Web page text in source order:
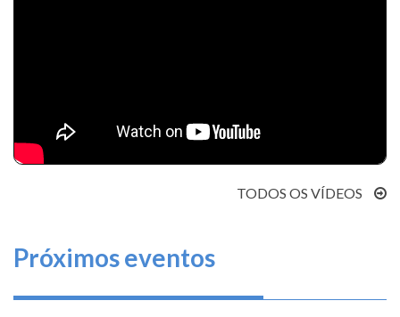
TODOS OS VÍDEOS
Próximos eventos